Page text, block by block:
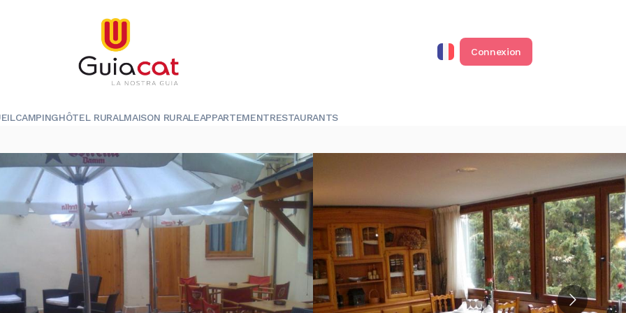
Connexion
CAMPINGHÔTEL RURALMAISON RURALEAPPARTEMENTRESTAURANTS